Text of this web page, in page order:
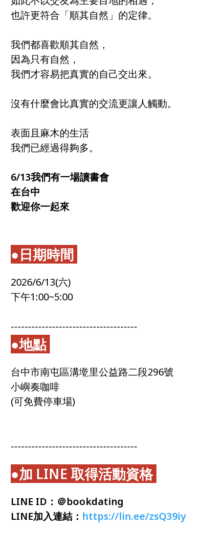
也許更符合「順其自然」的定律。
我們都喜歡順其自然，
因為只有自然，
我們才容易把真實的自己交出來。
沒有什麼會比真實的交流更讓人觸動。
表面且麻木的生活
我們已經過得夠多。
6/13我們有一場讀書會
在台中
歡迎你一起來
●日期時間
2026/6/13(六)
下午1:00~5:00
-------------------------------------
●地點
台中市南屯區溝墘里公益路二段296號
小嶼奏咖啡
(可免費停車場)
-------------------------------------
●加 LINE 取得活動資格
LINE ID：＠bookdating
LINE加入連結： https://lin.ee/zsQ39iy